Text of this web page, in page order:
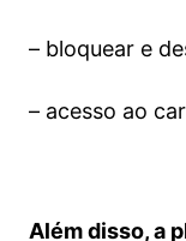
– bloquear e
– acesso ao
Além disso, a